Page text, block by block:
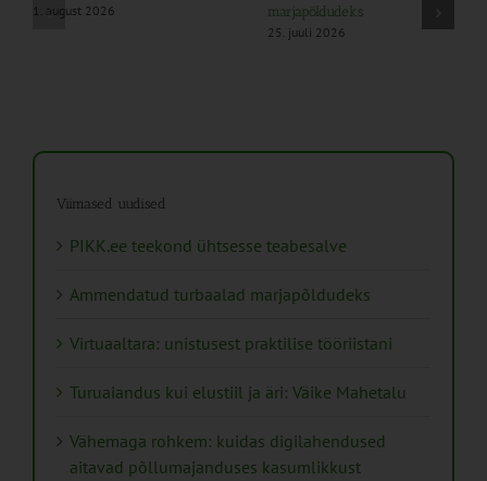
1. august 2026
marjapõldudeks
25. juuli 2026
Viimased uudised
PIKK.ee teekond ühtsesse teabesalve
Ammendatud turbaalad marjapõldudeks
Virtuaaltara: unistusest praktilise tööriistani
Turuaiandus kui elustiil ja äri: Väike Mahetalu
Vähemaga rohkem: kuidas digilahendused
aitavad põllumajanduses kasumlikkust